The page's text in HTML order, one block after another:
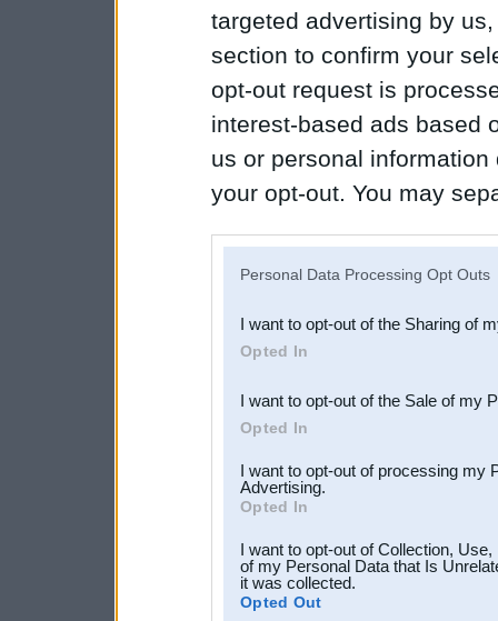
targeted advertising by
section to confirm your
opt-out request is
interest-based ads based
us or personal
your opt-out. You may
Downstream Participants
third parties.
Personal Data Processing Opt Outs
I want to opt-out of the Sharing of
Opted In
I want to opt-out of the Sale of my
Opted In
I want to opt-out of processing my
Advertising.
Opted In
I want to opt-out of Collection,
of my Personal Data that Is
it was collected.
Opted Out